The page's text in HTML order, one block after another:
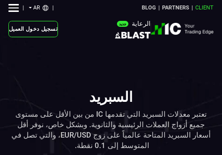
CLIENT
PARTNERS
BLOG
AR
الرعاية جديد
تسجيل دخول العميل
السبريد
‎تعتبر معدلات السبريد التي ‏تقدمها ‏IC‏ من بين الأقل على مستوى
جميع ‏أزواج العملات الرئيسية والثانوية. وبشكل خاص، ‏نوفر أقل
أسعار السبريد المتاحة عالمياً على زوج ‏EUR/USD، والتي تصل في
المتوسط إلى 0.1 نقطة. ‏‎